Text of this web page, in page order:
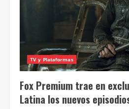
Vikings
TV y Plataformas
Fox Premium trae en
Latina los nuevos